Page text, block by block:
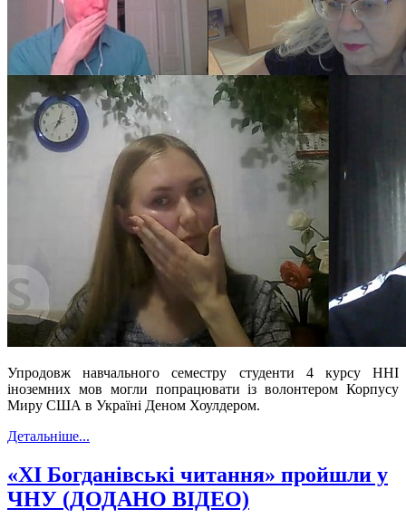
Упродовж навчального семестру студенти 4 курсу ННІ
іноземних мов могли попрацювати із волонтером Корпусу
Миру США в Україні Деном Хоулдером.
Детальніше...
«ХІ Богданівські читання» пройшли у
ЧНУ (ДОДАНО ВІДЕО)